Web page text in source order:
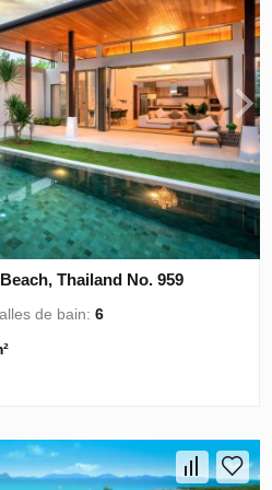
Thailand No. 959
de bain:6